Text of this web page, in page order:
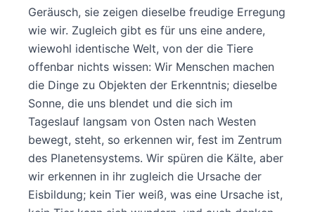
Geräusch, sie zeigen dieselbe freudige Erregung
wie wir. Zugleich gibt es für uns eine andere,
wiewohl identische Welt, von der die Tiere
offenbar nichts wissen: Wir Menschen machen
die Dinge zu Objekten der Erkenntnis; dieselbe
Sonne, die uns blendet und die sich im
Tageslauf langsam von Osten nach Westen
bewegt, steht, so erkennen wir, fest im Zentrum
des Planetensystems. Wir spüren die Kälte, aber
wir erkennen in ihr zugleich die Ursache der
Eisbildung; kein Tier weiß, was eine Ursache ist,